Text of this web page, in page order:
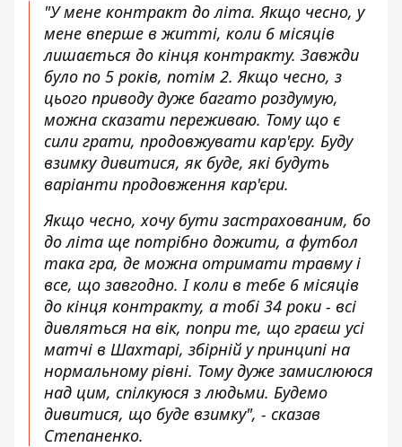
"У мене контракт до літа. Якщо чесно, у
мене вперше в житті, коли 6 місяців
лишається до кінця контракту. Завжди
було по 5 років, потім 2. Якщо чесно, з
цього приводу дуже багато роздумую,
можна сказати переживаю. Тому що є
сили грати, продовжувати кар'єру. Буду
взимку дивитися, як буде, які будуть
варіанти продовження кар'єри.
Якщо чесно, хочу бути застрахованим, бо
до літа ще потрібно дожити, а футбол
така гра, де можна отримати травму і
все, що завгодно. І коли в тебе 6 місяців
до кінця контракту, а тобі 34 роки - всі
дивляться на вік, попри те, що граєш усі
матчі в Шахтарі, збірній у принципі на
нормальному рівні. Тому дуже замислююся
над цим, спілкуюся з людьми. Будемо
дивитися, що буде взимку", - сказав
Степаненко.